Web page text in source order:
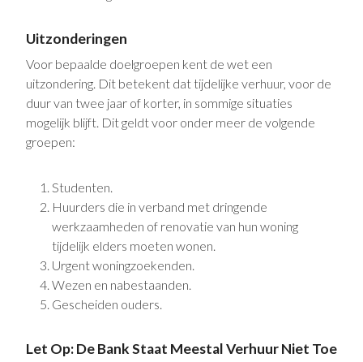
Uitzonderingen
Voor bepaalde doelgroepen kent de wet een
uitzondering. Dit betekent dat tijdelijke verhuur, voor de
duur van twee jaar of korter, in sommige situaties
mogelijk blijft. Dit geldt voor onder meer de volgende
groepen:
Studenten.
Huurders die in verband met dringende
werkzaamheden of renovatie van hun woning
tijdelijk elders moeten wonen.
Urgent woningzoekenden.
Wezen en nabestaanden.
Gescheiden ouders.
Let Op: De Bank Staat Meestal Verhuur Niet Toe